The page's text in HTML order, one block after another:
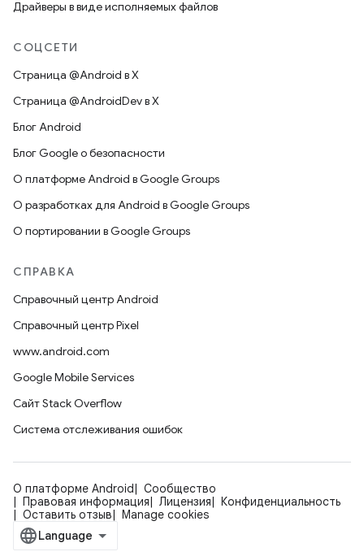
Драйверы в виде исполняемых файлов
СОЦСЕТИ
Страница @Android в X
Страница @AndroidDev в X
Блог Android
Блог Google о безопасности
О платформе Android в Google Groups
О разработках для Android в Google Groups
О портировании в Google Groups
СПРАВКА
Справочный центр Android
Справочный центр Pixel
www.android.com
Google Mobile Services
Сайт Stack Overflow
Система отслеживания ошибок
О платформе Android
Сообщество
Правовая информация
Лицензия
Конфиденциальность
Оставить отзыв
Manage cookies